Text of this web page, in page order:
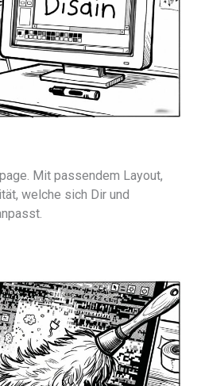
Mit passendem Layout,
welche sich Dir und